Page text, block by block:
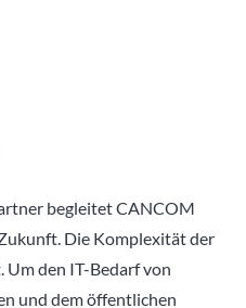
begleitet CANCOM
Die Komplexität der
den IT-Bedarf von
und dem öffentlichen